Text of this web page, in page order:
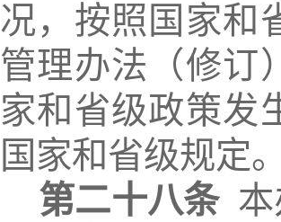
况，按照国家和
管理办法 （修订
家和省级政策发
国家和省级规定
第二十八条